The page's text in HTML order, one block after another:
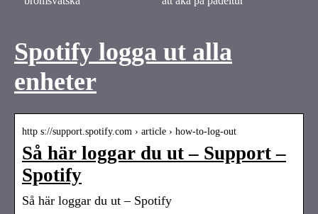
Spotify logga ut alla
enheter
http s://support.spotify.com › article › how-to-log-out
Så här loggar du ut – Support –
Spotify
Så här loggar du ut – Spotify